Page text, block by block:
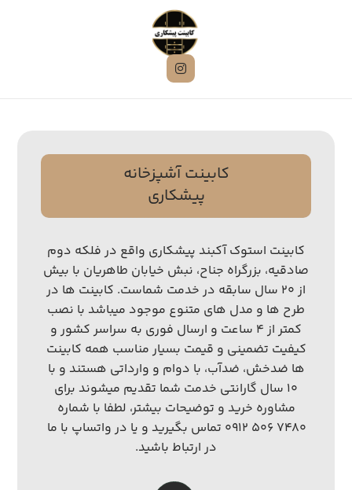
کابینت آشپزخانه
پیشکاری
کابینت استوک آکبند پیشکاری واقع در فلکه دوم
صادقیه، بزرگراه جناح، نبش خیابان طاهریان با بیش
از ۲۰ سال سابقه در خدمت شماست. کابینت ها در
طرح ها و مدل های متنوع موجود میباشد با نصب
کمتر از ۴ ساعت و ارسال فوری به سراسر کشور و
کیفیت تضمینی و قیمت بسیار مناسب همه کابینت
ها ضدخش، ضدآب، با دوام و وارداتی هستند و با
۱۰ سال گارانتی خدمت شما تقدیم میشوند برای
مشاوره خرید و توضیحات بیشتر، لطفا با شماره
۷۴۸۰ ۵۰۶ ۰۹۱۲ تماس بگیرید و یا در واتساپ با ما
در ارتباط باشید.